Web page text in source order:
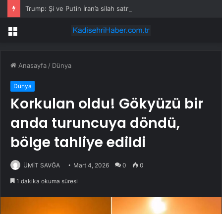
Trump: Şi ve Putin İran’a silah satmayacaklarını söyledi
Menü
Anasayfa / Dünya
Dünya
Korkulan oldu! Gökyüzü bir
anda turuncuya döndü,
bölge tahliye edildi
ÜMİT SAVĞA Mart 4, 2026 0 0
1 dakika okuma süresi